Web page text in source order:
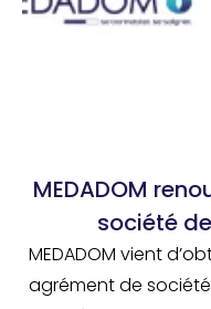
MEDADOM
société
MEDADOM vient
agrément de